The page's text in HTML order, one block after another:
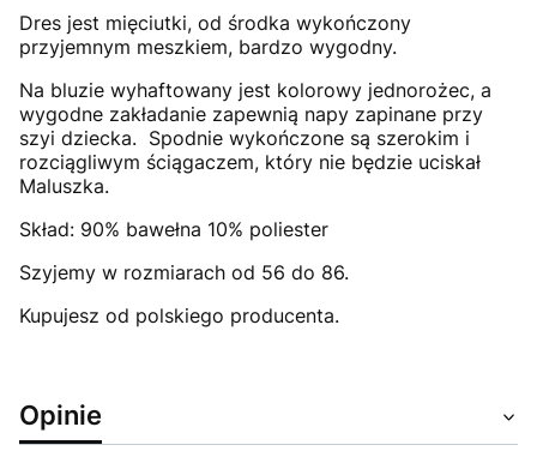
Dres jest mięciutki, od środka wykończony
przyjemnym meszkiem, bardzo wygodny.
Na bluzie wyhaftowany jest kolorowy jednorożec, a
wygodne zakładanie zapewnią napy zapinane przy
szyi dziecka. Spodnie wykończone są szerokim i
rozciągliwym ściągaczem, który nie będzie uciskał
Maluszka.
Skład: 90% bawełna 10% poliester
Szyjemy w rozmiarach od 56 do 86.
Kupujesz od polskiego producenta.
Opinie